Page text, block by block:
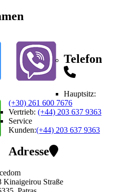
Telefon
Hauptsitz:
(+30) 261 600 7676
Vertrieb: (+44) 203 637 9363
Service
Kunden:(+44) 203 637 9363
Adresse
Kinaigeirou Straße